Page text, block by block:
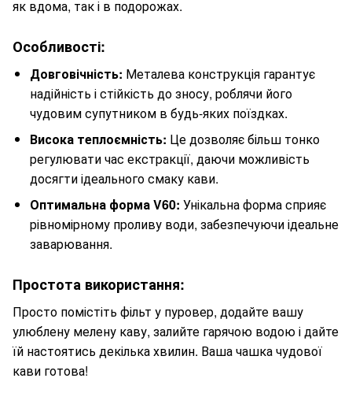
як вдома, так і в подорожах.
Особливості:
Довговічність: Металева конструкція гарантує
надійність і стійкість до зносу, роблячи його
чудовим супутником в будь-яких поїздках.
Висока теплоємність: Це дозволяє більш тонко
регулювати час екстракції, даючи можливість
досягти ідеального смаку кави.
Оптимальна форма V60: Унікальна форма сприяє
рівномірному проливу води, забезпечуючи ідеальне
заварювання.
Простота використання:
Просто помістіть фільт у пуровер, додайте вашу
улюблену мелену каву, залийте гарячою водою і дайте
їй настоятись декілька хвилин. Ваша чашка чудової
кави готова!